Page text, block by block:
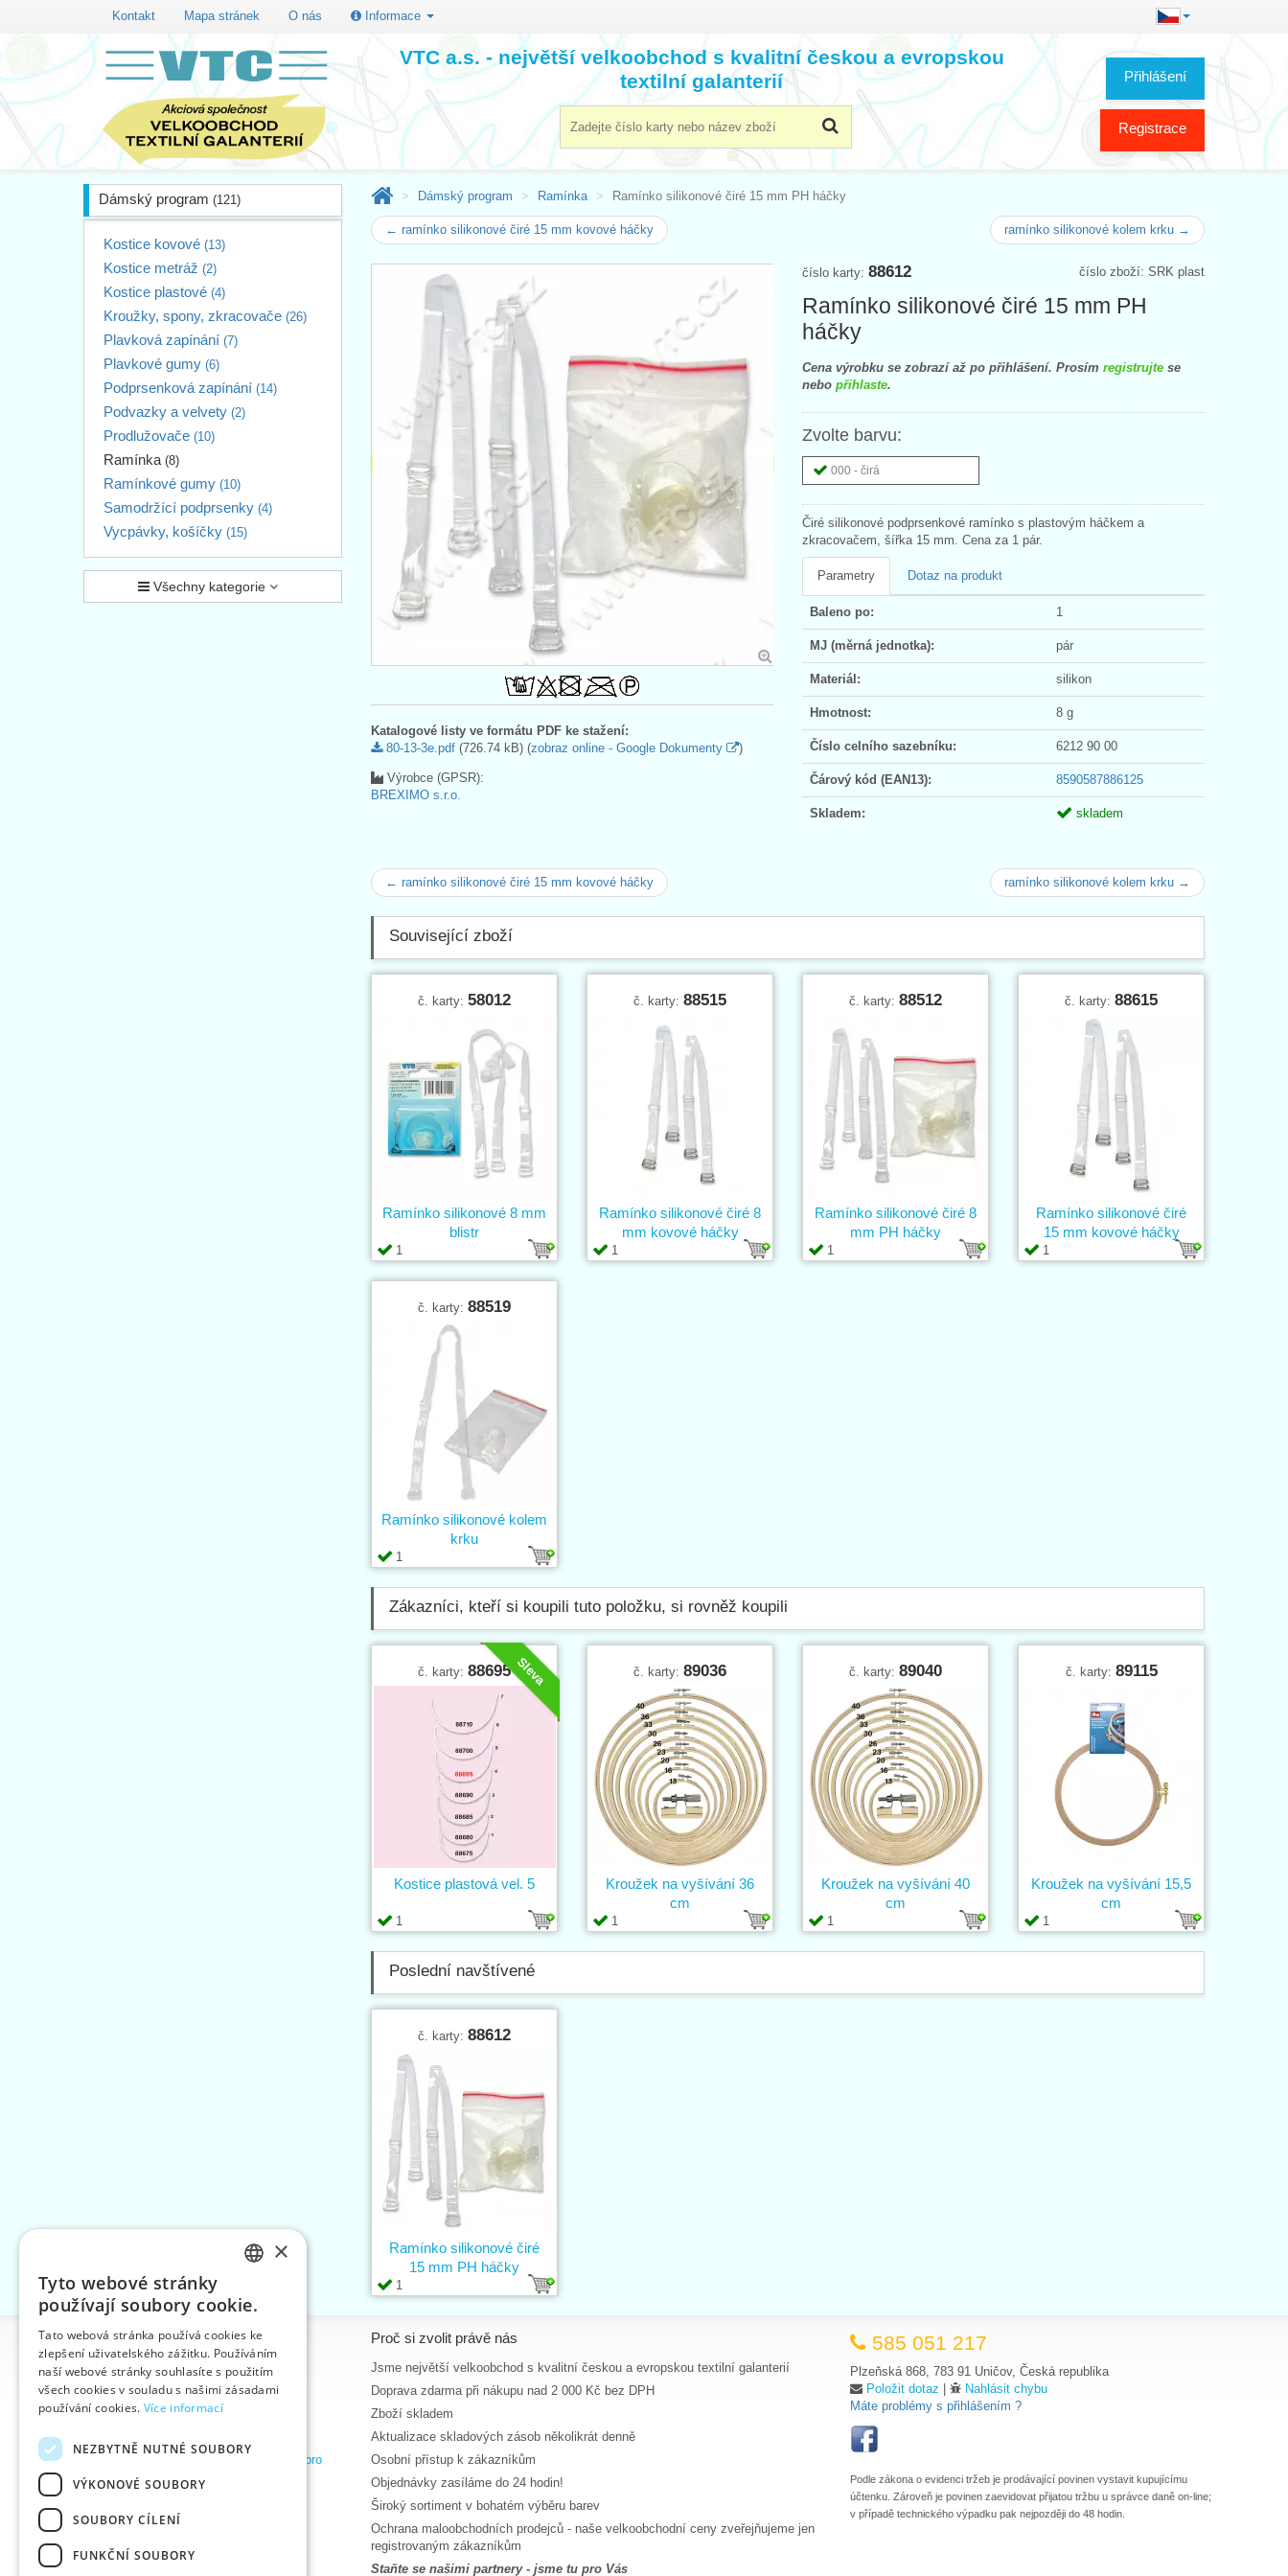
Kontakt Mapa stránek O nás Informace
Přihlášení
Registrace
VTC a.s. - největší velkoobchod s kvalitní českou a evropskou
textilní galanterií
Dámský program (121)
Kostice kovové (13)
Kostice metráž (2)
Kostice plastové (4)
Kroužky, spony, zkracovače (26)
Plavková zapínání (7)
Plavkové gumy (6)
Podprsenková zapínání (14)
Podvazky a velvety (2)
Prodlužovače (10)
Ramínka (8)
Ramínkové gumy (10)
Samodržící podprsenky (4)
Vycpávky, košíčky (15)
Všechny kategorie
Dámský program Ramínka Ramínko silikonové čiré 15 mm PH háčky
← ramínko silikonové čiré 15 mm kovové háčky ramínko silikonové kolem krku →
číslo zboží: SRK plast
číslo karty: 88612
Ramínko silikonové čiré 15 mm PH
háčky
Cena výrobku se zobrazí až po přihlášení. Prosím registrujte se
nebo přihlaste.
Zvolte barvu:
000 - čirá
Čiré silikonové podprsenkové ramínko s plastovým háčkem a
zkracovačem, šířka 15 mm. Cena za 1 pár.
Parametry Dotaz na produkt
Baleno po: 1
MJ (měrná jednotka): pár
Materiál: silikon
Hmotnost: 8 g
Číslo celního sazebníku: 6212 90 00
Čárový kód (EAN13): 8590587886125
Skladem: skladem
Katalogové listy ve formátu PDF ke stažení:
80-13-3e.pdf (726.74 kB) (zobraz online - Google Dokumenty )
Výrobce (GPSR):
BREXIMO s.r.o.
← ramínko silikonové čiré 15 mm kovové háčky ramínko silikonové kolem krku →
Související zboží
č. karty: 58012
1
Ramínko silikonové 8 mm
blistr
č. karty: 88515
1
Ramínko silikonové čiré 8
mm kovové háčky
č. karty: 88512
1
Ramínko silikonové čiré 8
mm PH háčky
č. karty: 88615
1
Ramínko silikonové čiré
15 mm kovové háčky
č. karty: 88519
1
Ramínko silikonové kolem
krku
Zákazníci, kteří si koupili tuto položku, si rovněž koupili
Sleva
č. karty: 88695
1
Kostice plastová vel. 5
č. karty: 89036
1
Kroužek na vyšívání 36
cm
č. karty: 89040
1
Kroužek na vyšívání 40
cm
č. karty: 89115
1
Kroužek na vyšívání 15,5
cm
Poslední navštívené
č. karty: 88612
1
Ramínko silikonové čiré
15 mm PH háčky
Informace
Úvodní strana
Kontakt
Mapa stránek
Obchodní podmínky e-shopu VTC, a.s. pro
zákazníky z České republiky
Nápověda
Ke stažení
Proč si zvolit právě nás
Jsme největší velkoobchod s kvalitní českou a evropskou textilní galanterií
Doprava zdarma při nákupu nad 2 000 Kč bez DPH
Zboží skladem
Aktualizace skladových zásob několikrát denně
Osobní přístup k zákazníkům
Objednávky zasíláme do 24 hodin!
Široký sortiment v bohatém výběru barev
Ochrana maloobchodních prodejců - naše velkoobchodní ceny zveřejňujeme jen
registrovaným zákazníkům
Staňte se našimi partnery - jsme tu pro Vás
585 051 217
Plzeňská 868, 783 91 Uničov, Česká republika
Položit dotaz |
Nahlásit chybu
Máte problémy s přihlášením ?
Podle zákona o evidenci tržeb je prodávající povinen vystavit kupujícímu
účtenku. Zároveň je povinen zaevidovat přijatou tržbu u správce daně on-line;
v případě technického výpadku pak nejpozději do 48 hodin.
ENGLISH
GERMAN
×
Tyto webové stránky
používají soubory cookie.
Tato webová stránka používá cookies ke
zlepšení uživatelského zážitku. Používáním
naší webové stránky souhlasíte s použitím
všech cookies v souladu s našimi zásadami
používání cookies. Více informací
NEZBYTNĚ NUTNÉ SOUBORY
VÝKONOVÉ SOUBORY
SOUBORY CÍLENÍ
FUNKČNÍ SOUBORY